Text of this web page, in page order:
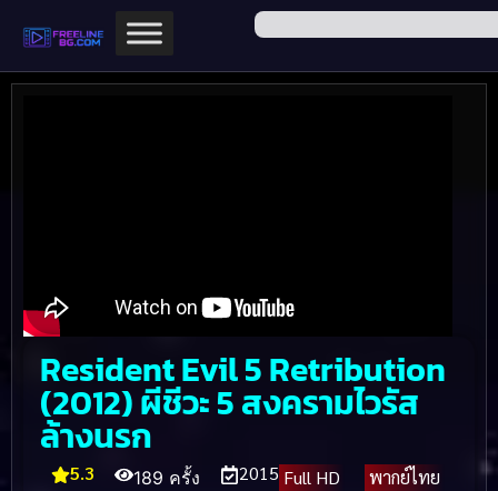
Resident Evil 5 Retribution
(2012) ผีชีวะ 5 สงครามไวรัส
ล้างนรก
5.3 189 ครั้ง 2015 Full HD พากย์ไทย